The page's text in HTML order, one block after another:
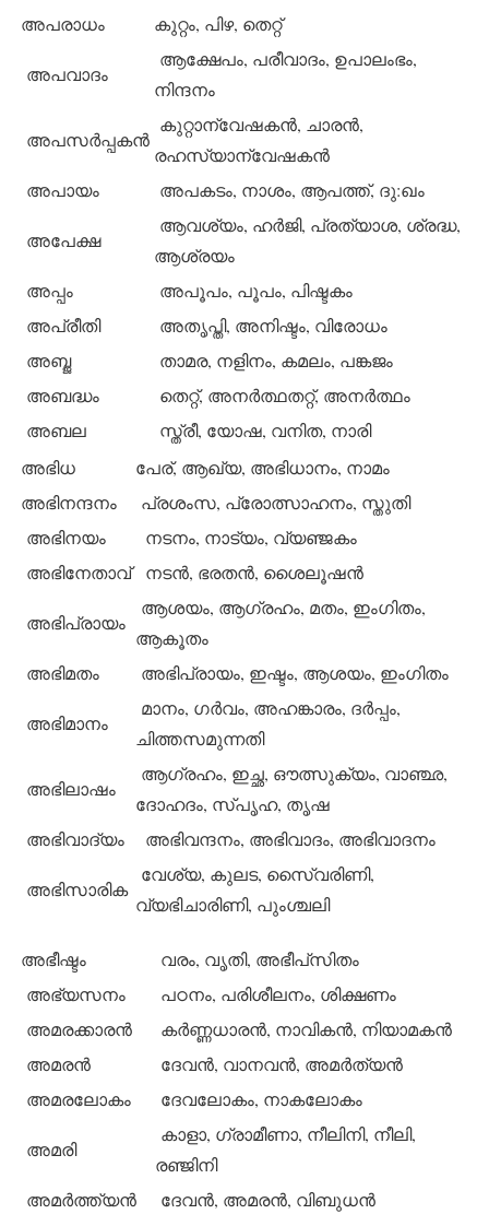
അപരാധം
കുറ്റം, പിഴ, തെറ്റ്
അപവാദം
ആക്ഷേപം, പരീവാദം, ഉപാലംഭം,
നിന്ദനം
അപസര്‍പ്പകന്‍
കുറ്റാന്വേഷകന്‍, ചാരന്‍,
രഹസ്യാന്വേഷകന്‍
അപായം
അപകടം, നാശം, ആപത്ത്, ദു:ഖം
അപേക്ഷ
ആവശ്യം, ഹര്‍ജി, പ്രത്യാശ, ശ്രദ്ധ,
ആശ്രയം
അപ്പം
അപൂപം, പൂപം, പിഷ്ടകം
അപ്രീതി
അതൃപ്തി, അനിഷ്ടം, വിരോധം
അബ്ജ
താമര, നളിനം, കമലം, പങ്കജം
അബദ്ധം
തെറ്റ്, അനര്‍ത്ഥതറ്റ്, അനര്‍ത്ഥം
അബല
സ്ത്രീ, യോഷ, വനിത, നാരി
അഭിധ
പേര്, ആഖ്യ, അഭിധാനം, നാമം
അഭിനന്ദനം
പ്രശംസ, പ്രോത്സാഹനം, സ്തുതി
അഭിനയം
നടനം, നാട്യം, വ്യഞ്ജകം
അഭിനേതാവ്
നടന്‍, ഭരതന്‍, ശൈലൂഷന്‍
അഭിപ്രായം
ആശയം, ആഗ്രഹം, മതം, ഇംഗിതം,
ആകൂതം
അഭിമതം
അഭിപ്രായം, ഇഷ്ടം, ആശയം, ഇംഗിതം
അഭിമാനം
മാനം, ഗര്‍വം, അഹങ്കാരം, ദര്‍പ്പം,
ചിത്തസമുന്നതി
അഭിലാഷം
ആഗ്രഹം, ഇച്ഛ, ഔത്സുക്യം, വാഞ്ഛ,
ദോഹദം, സ്പൃഹ, തൃഷ
അഭിവാദ്യം
അഭിവന്ദനം, അഭിവാദം, അഭിവാദനം
അഭിസാരിക
വേശ്യ, കുലട, സൈ്വരിണി,
വ്യഭിചാരിണി, പുംശ്ചലി
അഭീഷ്ടം
വരം, വൃതി, അഭീപ്‌സിതം
അഭ്യസനം
പഠനം, പരിശീലനം, ശിക്ഷണം
അമരക്കാരന്‍
കര്‍ണ്ണധാരന്‍, നാവികന്‍, നിയാമകന്‍
അമരന്‍
ദേവന്‍, വാനവന്‍, അമര്‍ത്യന്‍
അമരലോകം
ദേവലോകം, നാകലോകം
അമരി
കാളാ, ഗ്രാമീണാ, നീലിനി, നീലി,
രഞ്ജിനി
അമര്‍ത്ത്യന്‍
ദേവന്‍, അമരന്‍, വിബുധന്‍